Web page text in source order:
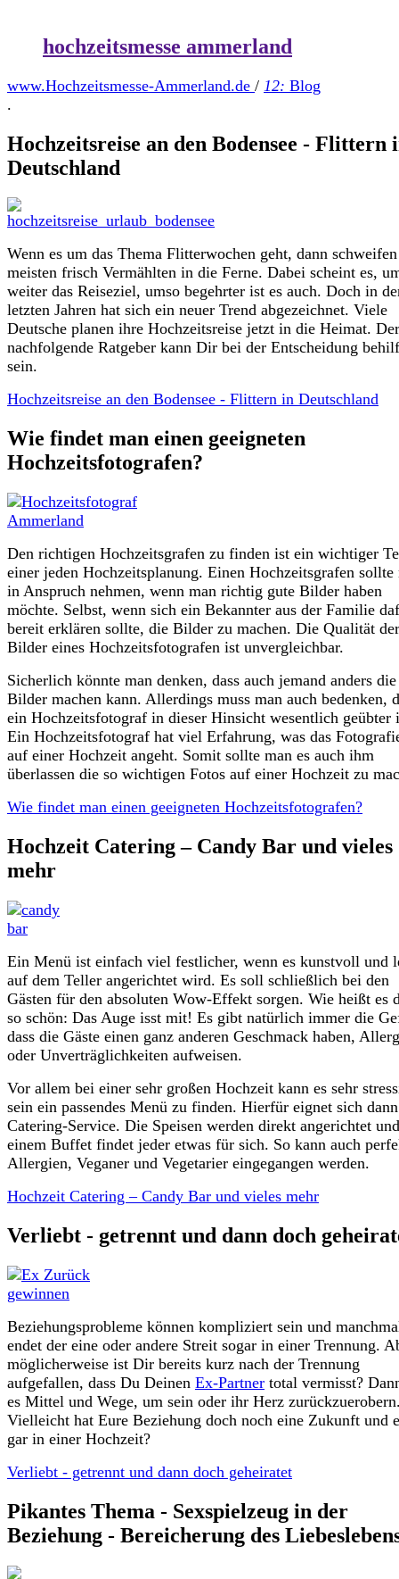
hochzeitsmesse ammerland
www.Hochzeitsmesse-Ammerland.de / 12: Blog
.
Hochzeitsreise an den Bodensee - Flittern
Deutschland
Wenn es um das Thema Flitterwochen geht, dann
meisten frisch Vermählten in die Ferne. Dabei scheint es,
weiter das Reiseziel, umso begehrter ist es auch. Doch in
letzten Jahren hat sich ein neuer Trend abgezeichnet. Viele
Deutsche planen ihre Hochzeitsreise jetzt in die Heimat. Der
nachfolgende Ratgeber kann Dir bei der Entscheidung
sein.
Hochzeitsreise an den Bodensee - Flittern in Deutschland
Wie findet man einen geeigneten
Hochzeitsfotografen?
Den richtigen Hochzeitsgrafen zu finden ist ein wichtiger
einer jeden Hochzeitsplanung. Einen Hochzeitsgrafen sollte
in Anspruch nehmen, wenn man richtig gute Bilder haben
möchte. Selbst, wenn sich ein Bekannter aus der Familie
bereit erklären sollte, die Bilder zu machen. Die Qualität der
Bilder eines Hochzeitsfotografen ist unvergleichbar.
Sicherlich könnte man denken, dass auch jemand anders die
Bilder machen kann. Allerdings muss man auch bedenken,
ein Hochzeitsfotograf in dieser Hinsicht wesentlich geübter
Ein Hochzeitsfotograf hat viel Erfahrung, was das
auf einer Hochzeit angeht. Somit sollte man es auch ihm
überlassen die so wichtigen Fotos auf einer Hochzeit zu
Wie findet man einen geeigneten Hochzeitsfotografen?
Hochzeit Catering – Candy Bar und vieles
mehr
Ein Menü ist einfach viel festlicher, wenn es kunstvoll und
auf dem Teller angerichtet wird. Es soll schließlich bei den
Gästen für den absoluten Wow-Effekt sorgen. Wie heißt es
so schön: Das Auge isst mit! Es gibt natürlich immer die
dass die Gäste einen ganz anderen Geschmack haben,
oder Unverträglichkeiten aufweisen.
Vor allem bei einer sehr großen Hochzeit kann es sehr
sein ein passendes Menü zu finden. Hierfür eignet sich
Catering-Service. Die Speisen werden direkt angerichtet
einem Buffet findet jeder etwas für sich. So kann auch
Allergien, Veganer und Vegetarier eingegangen werden.
Hochzeit Catering – Candy Bar und vieles mehr
Verliebt - getrennt und dann doch
Beziehungsprobleme können kompliziert sein und
endet der eine oder andere Streit sogar in einer Trennung.
möglicherweise ist Dir bereits kurz nach der Trennung
aufgefallen, dass Du Deinen Ex-Partner total vermisst?
es Mittel und Wege, um sein oder ihr Herz
Vielleicht hat Eure Beziehung doch noch eine Zukunft und
gar in einer Hochzeit?
Verliebt - getrennt und dann doch geheiratet
Pikantes Thema - Sexspielzeug in der
Beziehung - Bereicherung des